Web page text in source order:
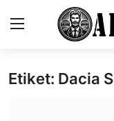
İletişim
Etiket: Dacia